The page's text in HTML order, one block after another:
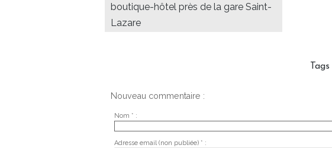
boutique-hôtel près de la gare Saint-
Lazare
Tags
Nouveau commentaire :
Nom * :
Adresse email (non publiée) * :